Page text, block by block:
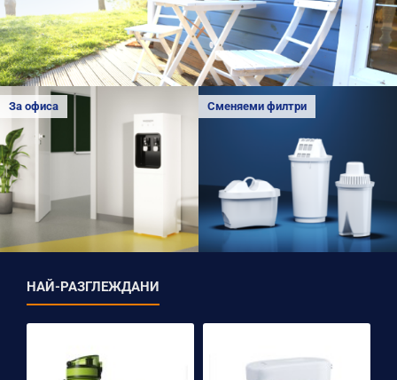
За офиса Сменяеми филтри
НАЙ-РАЗГЛЕЖДАНИ